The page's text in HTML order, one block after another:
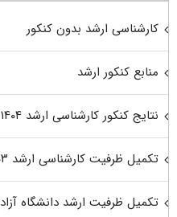
کارشناسی ارشد بدون کنکور
منابع کنکور ارشد
نتایج کنکور کارشناسی ارشد ۱۴۰۴
تکمیل ظرفیت کارشناسی ارشد ۱۴۰۳
تکمیل ظرفیت ارشد دانشگاه آزاد ۱۴۰۳